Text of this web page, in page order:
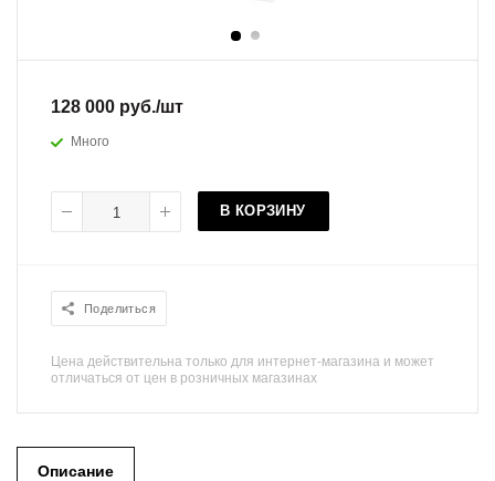
128 000 руб./шт
Много
В КОРЗИНУ
Поделиться
Цена действительна только для интернет-магазина и может
отличаться от цен в розничных магазинах
Описание